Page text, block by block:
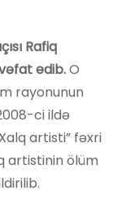
Rafiq
edib.O
rayonunun
ci ildə
artisti” fəxri
artistinin ölüm